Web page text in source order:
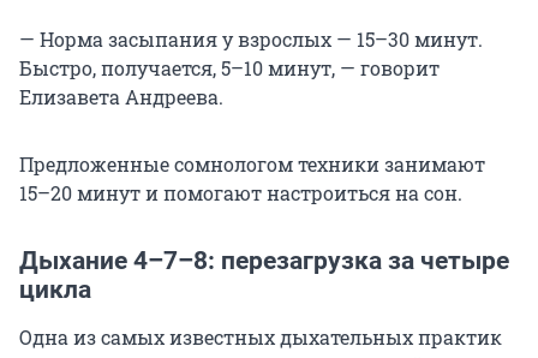
— Норма засыпания у взрослых — 15–30 минут.
Быстро, получается, 5–10 минут, — говорит
Елизавета Андреева.
Предложенные сомнологом техники занимают
15–20 минут и помогают настроиться на сон.
Дыхание 4–7–8: перезагрузка за четыре
цикла
Одна из самых известных дыхательных практик